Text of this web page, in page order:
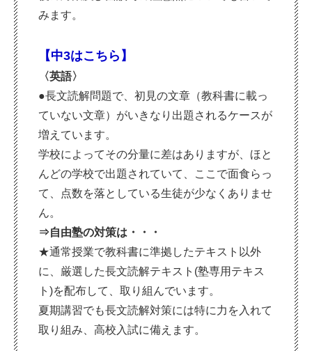
みます。
【中3はこちら】
〈英語〉
●長文読解問題で、初見の文章（教科書に載っ
ていない文章）がいきなり出題されるケースが
増えています。
学校によってその分量に差はありますが、ほと
んどの学校で出題されていて、ここで面食らっ
て、点数を落としている生徒が少なくありませ
ん。
⇒自由塾の対策は・・・
★通常授業で教科書に準拠したテキスト以外
に、厳選した長文読解テキスト(塾専用テキス
ト)を配布して、取り組んでいます。
夏期講習でも長文読解対策には特に力を入れて
取り組み、高校入試に備えます。